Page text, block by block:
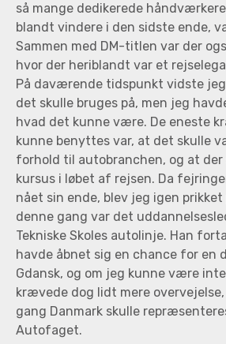
så mange dedikerede
blandt vindere i den sidste ende,
Sammen med DM-titlen var der
hvor der heriblandt var et
På daværende tidspunkt vidste
det skulle bruges på, men jeg
hvad det kunne være. De eneste
kunne benyttes var, at det skulle
forhold til autobranchen, og at der
kursus i løbet af rejsen. Da
nået sin ende, blev jeg igen prikket
denne gang var det
Tekniske Skoles autolinje. Han
havde åbnet sig en chance for en
Gdansk, og om jeg kunne være
krævede dog lidt mere
gang Danmark skulle
Autofaget.